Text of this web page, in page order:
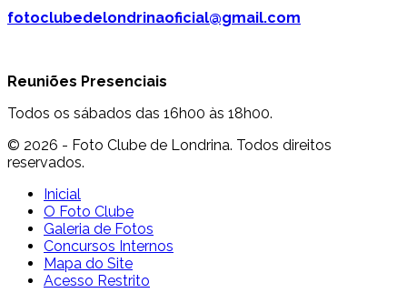
fotoclubedelondrinaoficial@gmail.com
Reuniões Presenciais
Todos os sábados das 16h00 às 18h00.
© 2026 - Foto Clube de Londrina. Todos direitos
reservados.
Inicial
O Foto Clube
Galeria de Fotos
Concursos Internos
Mapa do Site
Acesso Restrito